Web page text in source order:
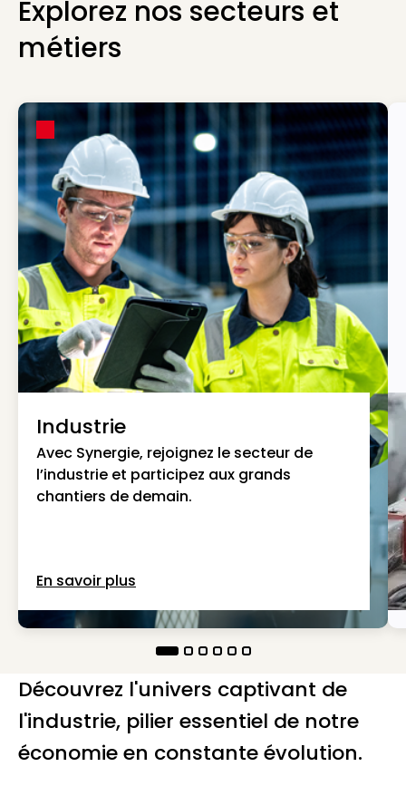
Explorez nos secteurs et
métiers
Industrie
Avec Synergie, rejoignez le secteur de
l’industrie et participez aux grands
chantiers de demain.
En savoir plus
Découvrez l'univers captivant de
l'industrie, pilier essentiel de notre
économie en constante évolution.